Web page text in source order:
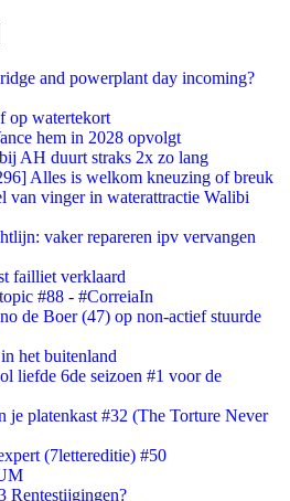
and powerplant day incoming?
op watertekort
hem in 2028 opvolgt
AH duurt straks 2x zo lang
Alles is welkom kneuzing of breuk
van vinger in waterattractie Walibi
vaker repareren ipv vervangen
failliet verklaard
#88 - #CorreiaIn
de Boer (47) op non-actief stuurde
het buitenland
liefde 6de seizoen #1 voor de
je platenkast #32 (The Torture Never
(7lettereditie) #50
Rentestijgingen?